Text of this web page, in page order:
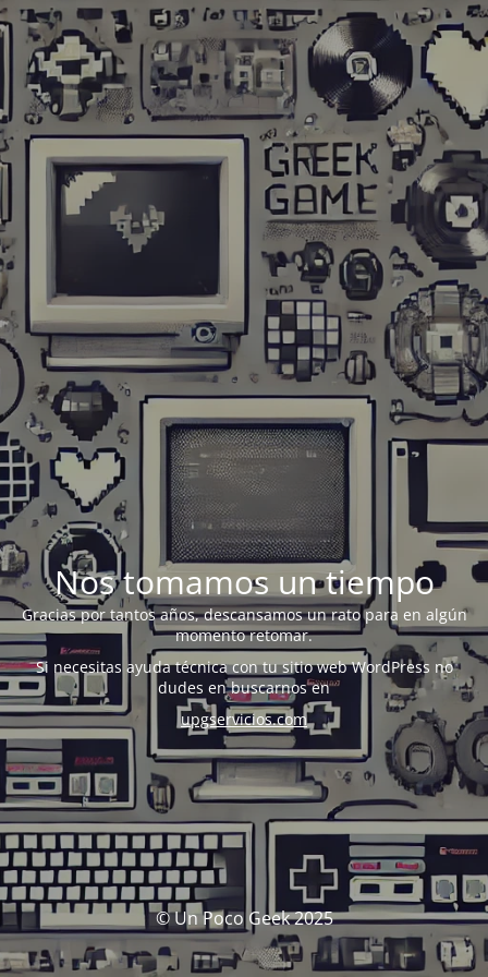
Nos tomamos un tiempo
Gracias por tantos años, descansamos un rato para en algún
momento retomar.
Si necesitas ayuda técnica con tu sitio web WordPress no
dudes en buscarnos en
upgservicios.com
© Un Poco Geek 2025